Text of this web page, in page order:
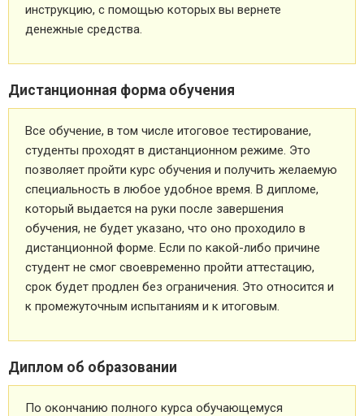
инструкцию, с помощью которых вы вернете
денежные средства.
Дистанционная форма обучения
Все обучение, в том числе итоговое тестирование,
студенты проходят в дистанционном режиме. Это
позволяет пройти курс обучения и получить желаемую
специальность в любое удобное время. В дипломе,
который выдается на руки после завершения
обучения, не будет указано, что оно проходило в
дистанционной форме. Если по какой-либо причине
студент не смог своевременно пройти аттестацию,
срок будет продлен без ограничения. Это относится и
к промежуточным испытаниям и к итоговым.
Диплом об образовании
По окончанию полного курса обучающемуся